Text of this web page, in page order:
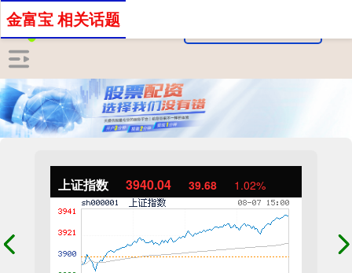
上证指数 3940.04 39.68 1.02%
金富宝 相关话题